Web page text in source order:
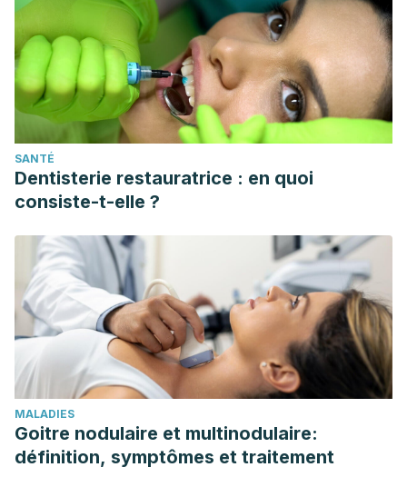
SANTÉ
Dentisterie restauratrice : en quoi
consiste-t-elle ?
MALADIES
Goitre nodulaire et multinodulaire:
définition, symptômes et traitement